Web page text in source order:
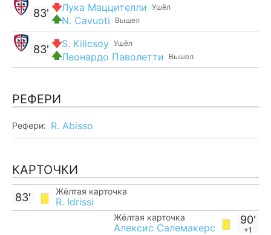
Ушёл
Лука Маццителли
Вышел
N. Cavuoti
83'
Ушёл
S. Kilicsoy
Вышел
Леонардо Паволетти
83'
РЕФЕРИ
Рефери: R. Abisso
КАРТОЧКИ
Жёлтая карточка
R. Idrissi
83'
90'
+1
Жёлтая карточка
Алексис Салемакерс